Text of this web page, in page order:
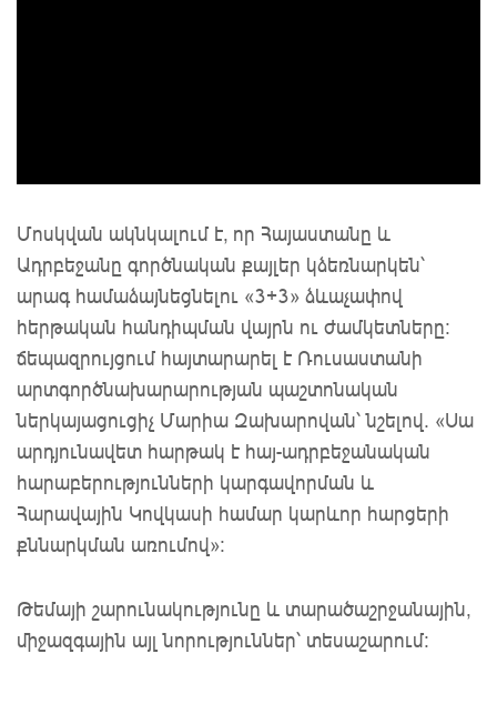
Մոսկվան ակնկալում է, որ Հայաստանը և
Ադրբեջանը գործնական քայլեր կձեռնարկեն՝
արագ համաձայնեցնելու «3+3» ձևաչափով
հերթական հանդիպման վայրն ու ժամկետները։
ճեպազրույցում հայտարարել է Ռուսաստանի
արտգործնախարարության պաշտոնական
ներկայացուցիչ Մարիա Զախարովան՝ նշելով. «Սա
արդյունավետ հարթակ է հայ-ադրբեջանական
հարաբերությունների կարգավորման և
Հարավային Կովկասի համար կարևոր հարցերի
քննարկման առումով»։
Թեմայի շարունակությունը և տարածաշրջանային,
միջազգային այլ նորություններ՝ տեսաշարում: